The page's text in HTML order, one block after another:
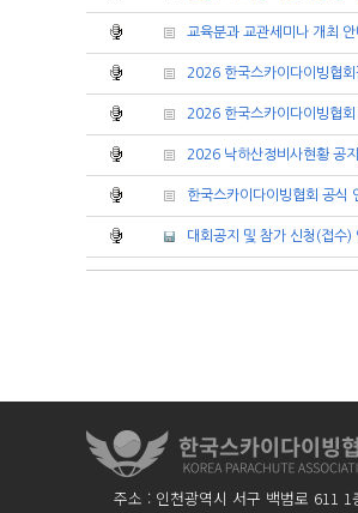
교육분과 교관세미나 개최 안
2026 한국스카이다이빙협
2026 한국스카이다이빙협회
2026 낙하산정비사현황 공
한국스카이다이빙협회 공식
대회공지 및 참가 신청(접
주소 : 인천광역시 서구 백범로